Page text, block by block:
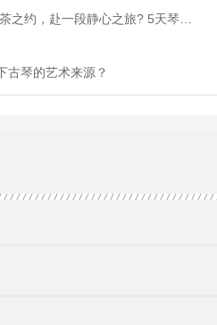
古琴的艺术来源？